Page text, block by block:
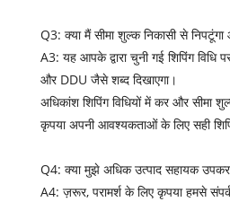
Q3: क्या मैं सीमा शुल्क निकासी से
A3: यह आपके द्वारा चुनी गई शिपिंग विधि
और DDU जैसे शब्द दिखाएगा।
अधिकांश शिपिंग विधियों में कर और सीमा
कृपया अपनी आवश्यकताओं के लिए सही
Q4: क्या मुझे अधिक उत्पाद सहायक
A4: ज़रूर, परामर्श के लिए कृपया हमसे